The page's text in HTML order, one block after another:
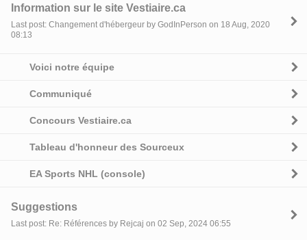
Information sur le site Vestiaire.ca
Last post: Changement d'hébergeur by GodInPerson on 18 Aug, 2020
08:13
Voici notre équipe
Communiqué
Concours Vestiaire.ca
Tableau d'honneur des Sourceux
EA Sports NHL (console)
Suggestions
Last post: Re: Références by Rejcaj on 02 Sep, 2024 06:55